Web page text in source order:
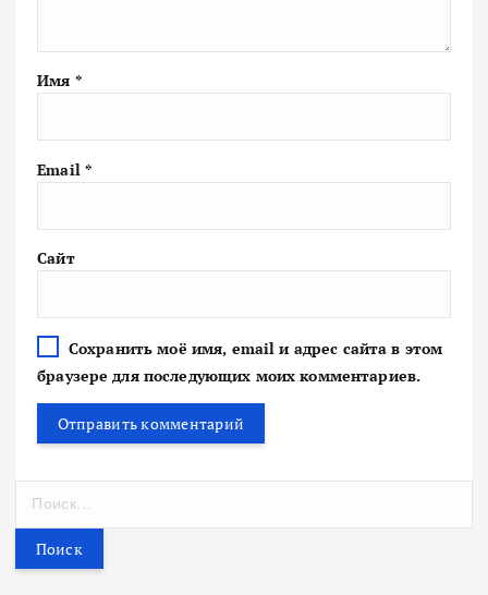
Имя *
Email *
Сайт
Сохранить моё имя, email и адрес сайта в этом
браузере для последующих моих комментариев.
т